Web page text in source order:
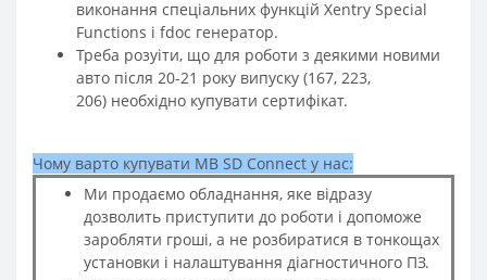
виконання спеціальних функцій Xentry Special
Functions і fdoc генератор.
Треба розуіти, що для роботи з деякими новими
авто після 20-21 року випуску (167, 223,
206) необхідно купувати сертифікат.
Чому варто купувати MB SD Connect у нас:
Ми продаємо обладнання, яке відразу
дозволить приступити до роботи і допоможе
заробляти гроші, а не розбиратися в тонкощах
установки і налаштування діагностичного ПЗ.